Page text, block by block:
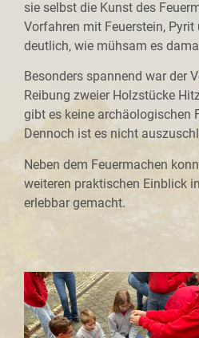
sie selbst die Kunst des
Vorfahren mit Feuerstein,
deutlich, wie mühsam es
Besonders spannend war der
Reibung zweier Holzstücke
gibt es keine archäologischen
Dennoch ist es nicht
Neben dem Feuermachen
weiteren praktischen Einblick
erlebbar gemacht.